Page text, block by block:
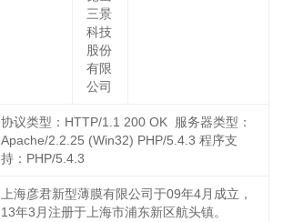
三景
科技
股份
有限
公司
协议类型：HTTP/1.1 200 OK 服务器类型：
Apache/2.2.25 (Win32) PHP/5.4.3 程序支
持：PHP/5.4.3
上海彦君新型薄膜有限公司于09年4月成立，
13年3月注册于上海市浦东新区航头镇。